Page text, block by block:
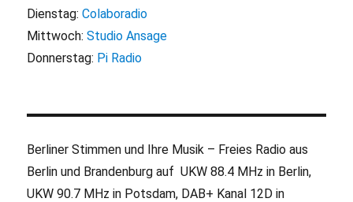
Dienstag:Colaboradio
Mittwoch:Studio Ansage
Donnerstag: Pi Radio
Berliner Stimmen und Ihre Musik – Freies Radio aus
Berlin und Brandenburg auf UKW 88.4 MHz in Berlin,
UKW 90.7 MHz in Potsdam, DAB+ Kanal 12D in